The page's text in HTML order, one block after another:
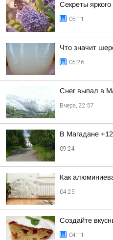
Секреты
05:11
Что значит
05:26
Снег выпал в
Вчера, 22:57
В Магадане
09:24
Как
04:25
Создайте
04:11